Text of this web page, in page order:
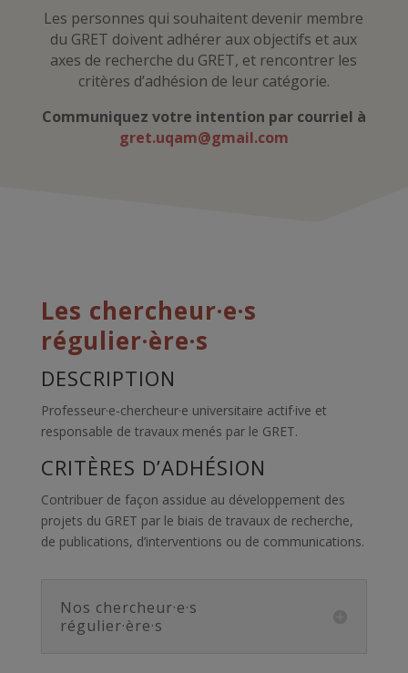
Les personnes qui souhaitent devenir membre
du GRET doivent adhérer aux objectifs et aux
axes de recherche du GRET, et rencontrer les
critères d’adhésion de leur catégorie.
Communiquez votre intention par courriel à
gret.uqam@gmail.com
Les chercheur·e·s
régulier·ère·s
DESCRIPTION
Professeur·e-chercheur·e universitaire actif·ive et
responsable de travaux menés par le GRET.
CRITÈRES D’ADHÉSION
Contribuer de façon assidue au développement des
projets du GRET par le biais de travaux de recherche,
de publications, d’interventions ou de communications.
Nos chercheur·e·s
régulier·ère·s